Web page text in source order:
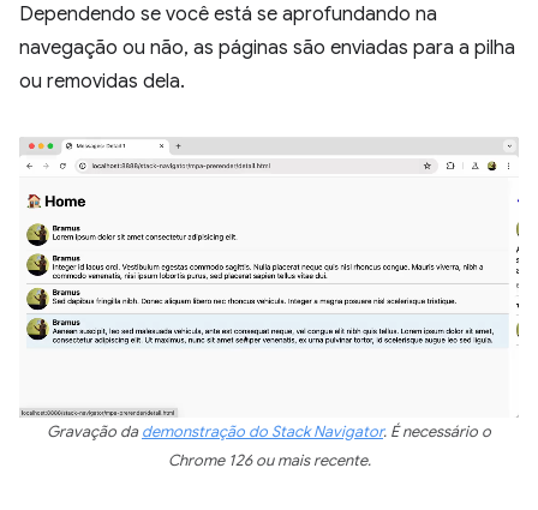
Dependendo se você está se aprofundando na
navegação ou não, as páginas são enviadas para a pilha
ou removidas dela.
Gravação dademonstração do Stack Navigator. É necessário o
Chrome 126 ou mais recente.